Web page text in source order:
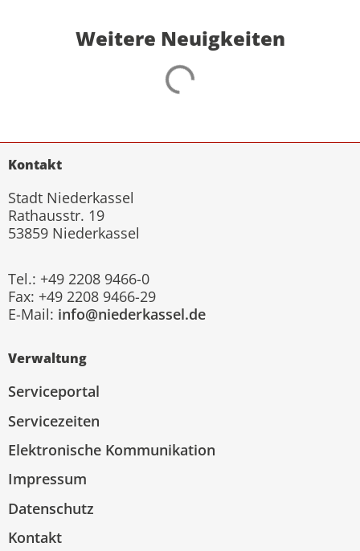
Weitere Neuigkeiten
Kontakt
Stadt Niederkassel
Rathausstr. 19
53859 Niederkassel
Tel.: +49 2208 9466-0
Fax: +49 2208 9466-29
E-Mail: info@niederkassel.de
Verwaltung
Serviceportal
Servicezeiten
Elektronische Kommunikation
Impressum
Datenschutz
Kontakt